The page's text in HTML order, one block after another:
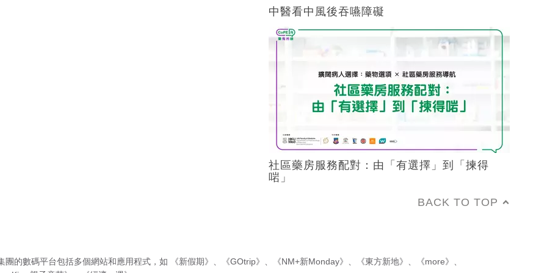
中醫看中風後吞嚥障礙
社區藥房服務配對：由「有選擇」到「揀得
啱」
BACK TO TOP
團的數碼平台包括多個網站和應用程式，如 《新假期》 、 《GOtrip》 、 《NM+新Monday》 、 《東方新地》 、 《more》 、